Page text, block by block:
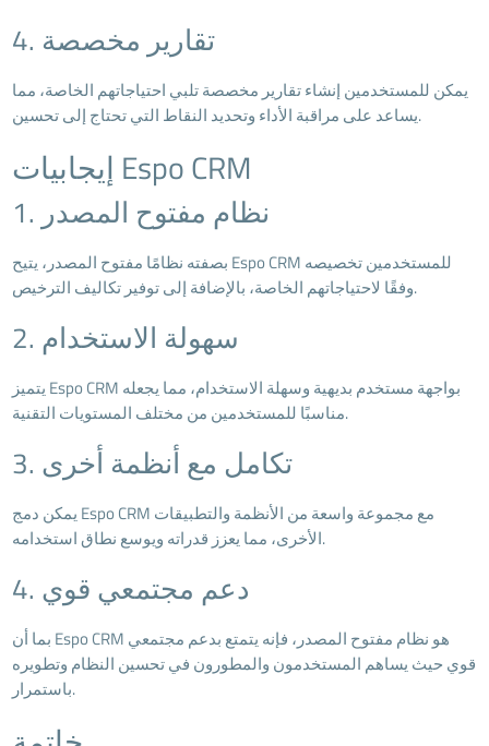
4. تقارير مخصصة
يمكن للمستخدمين إنشاء تقارير مخصصة تلبي احتياجاتهم الخاصة، مما
يساعد على مراقبة الأداء وتحديد النقاط التي تحتاج إلى تحسين.
إيجابيات Espo CRM
1. نظام مفتوح المصدر
بصفته نظامًا مفتوح المصدر، يتيح Espo CRM للمستخدمين تخصيصه
وفقًا لاحتياجاتهم الخاصة، بالإضافة إلى توفير تكاليف الترخيص.
2. سهولة الاستخدام
يتميز Espo CRM بواجهة مستخدم بديهية وسهلة الاستخدام، مما يجعله
مناسبًا للمستخدمين من مختلف المستويات التقنية.
3. تكامل مع أنظمة أخرى
يمكن دمج Espo CRM مع مجموعة واسعة من الأنظمة والتطبيقات
الأخرى، مما يعزز قدراته ويوسع نطاق استخدامه.
4. دعم مجتمعي قوي
بما أن Espo CRM هو نظام مفتوح المصدر، فإنه يتمتع بدعم مجتمعي
قوي حيث يساهم المستخدمون والمطورون في تحسين النظام وتطويره
باستمرار.